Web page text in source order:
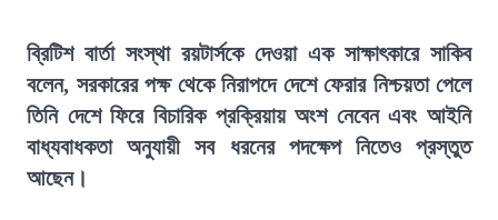
ব্রিটিশ বার্তা সংস্থা রয়টার্সকে দেওয়া এক সাক্ষাৎকারে সাকিব
বলেন, সরকারের পক্ষ থেকে নিরাপদে দেশে ফেরার নিশ্চয়তা পেলে
তিনি দেশে ফিরে বিচারিক প্রক্রিয়ায় অংশ নেবেন এবং আইনি
বাধ্যবাধকতা অনুযায়ী সব ধরনের পদক্ষেপ নিতেও প্রস্তুত
আছেন।